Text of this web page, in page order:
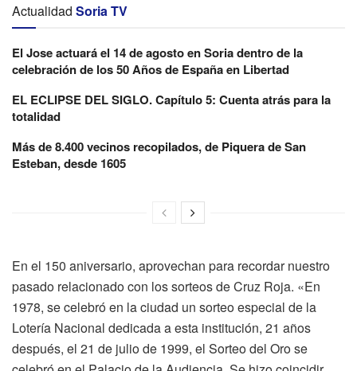
Actualidad Soria TV
El Jose actuará el 14 de agosto en Soria dentro de la
celebración de los 50 Años de España en Libertad
EL ECLIPSE DEL SIGLO. Capítulo 5: Cuenta atrás para la
totalidad
Más de 8.400 vecinos recopilados, de Piquera de San
Esteban, desde 1605
En el 150 aniversario, aprovechan para recordar nuestro
pasado relacionado con los sorteos de Cruz Roja. «En
1978, se celebró en la ciudad un sorteo especial de la
Lotería Nacional dedicada a esta institución, 21 años
después, el 21 de julio de 1999, el Sorteo del Oro se